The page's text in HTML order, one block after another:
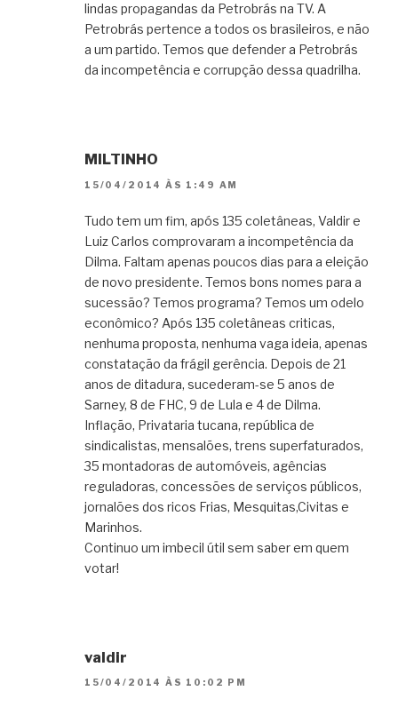
lindas propagandas da Petrobrás na TV. A
Petrobrás pertence a todos os brasileiros, e não
a um partido. Temos que defender a Petrobrás
da incompetência e corrupção dessa quadrilha.
MILTINHO
15/04/2014 ÀS 1:49 AM
Tudo tem um fim, após 135 coletâneas, Valdir e
Luiz Carlos comprovaram a incompetência da
Dilma. Faltam apenas poucos dias para a eleição
de novo presidente. Temos bons nomes para a
sucessão? Temos programa? Temos um odelo
econômico? Após 135 coletâneas criticas,
nenhuma proposta, nenhuma vaga ideia, apenas
constatação da frágil gerência. Depois de 21
anos de ditadura, sucederam-se 5 anos de
Sarney, 8 de FHC, 9 de Lula e 4 de Dilma.
Inflação, Privataria tucana, república de
sindicalistas, mensalões, trens superfaturados,
35 montadoras de automóveis, agências
reguladoras, concessões de serviços públicos,
jornalões dos ricos Frias, Mesquitas,Civitas e
Marinhos.
Continuo um imbecil útil sem saber em quem
votar!
valdir
15/04/2014 ÀS 10:02 PM